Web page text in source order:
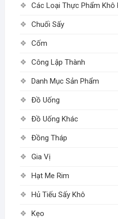
Các Loại Thực Phẩm Khô
Chuối Sấy
Cốm
Công Lập Thành
Danh Mục Sản Phẩm
Đồ Uống
Đồ Uống Khác
Đồng Tháp
Gia Vị
Hạt Me Rim
Hủ Tiếu Sấy Khô
Kẹo